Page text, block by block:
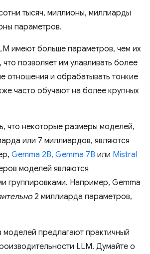
тысяч, миллионы, миллиарды
параметров.
имеют больше параметров, чем их
позволяет им улавливать более
отношения и обрабатывать тонкие
часто обучают на более крупных
что некоторые размеры моделей,
или 7 миллиардов, являются
Gemma 2B, Gemma 7B или Mistral
моделей являются
группировками. Например, Gemma
2 миллиарда параметров,
предлагают практичный
LLM. Думайте о